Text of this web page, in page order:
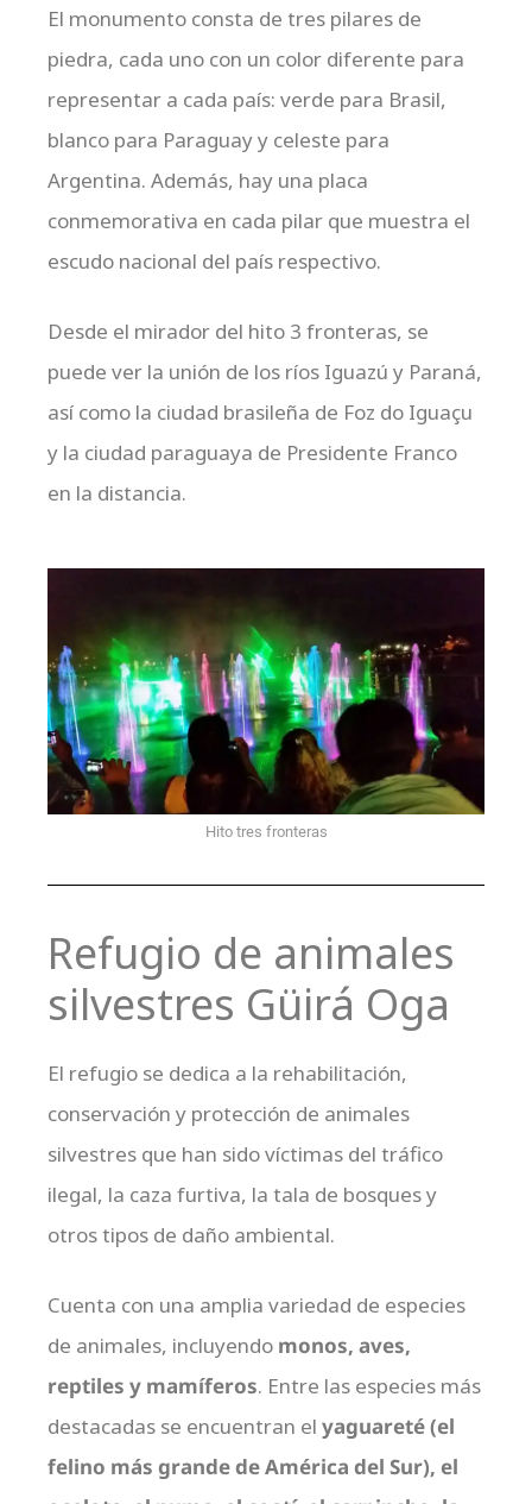
El monumento consta de tres pilares de
piedra, cada uno con un color diferente para
representar a cada país: verde para Brasil,
blanco para Paraguay y celeste para
Argentina. Además, hay una placa
conmemorativa en cada pilar que muestra el
escudo nacional del país respectivo.
Desde el mirador del hito 3 fronteras, se
puede ver la unión de los ríos Iguazú y Paraná,
así como la ciudad brasileña de Foz do Iguaçu
y la ciudad paraguaya de Presidente Franco
en la distancia.
Hito tres fronteras
Refugio de animales
silvestres Güirá Oga
El refugio se dedica a la rehabilitación,
conservación y protección de animales
silvestres que han sido víctimas del tráfico
ilegal, la caza furtiva, la tala de bosques y
otros tipos de daño ambiental.
Cuenta con una amplia variedad de especies
de animales, incluyendo monos, aves,
reptiles y mamíferos. Entre las especies más
destacadas se encuentran el yaguareté (el
felino más grande de América del Sur), el